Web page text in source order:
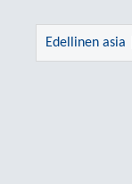
Edellinen asia